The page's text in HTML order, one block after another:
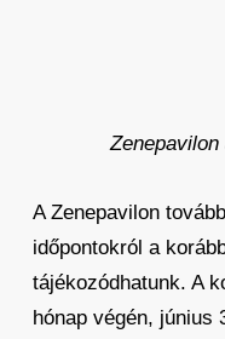
A Zenepavilon
időpontokról a
tájékozódhatunk. A
hónap végén, június